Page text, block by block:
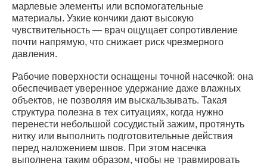
марлевые элементы или вспомогательные
материалы. Узкие кончики дают высокую
чувствительность — врач ощущает сопротивление
почти напрямую, что снижает риск чрезмерного
давления.
Рабочие поверхности оснащены точной насечкой: она
обеспечивает уверенное удержание даже влажных
объектов, не позволяя им выскальзывать. Такая
структура полезна в тех ситуациях, когда нужно
перенести небольшой сосудистый зажим, протянуть
нитку или выполнить подготовительные действия
перед наложением швов. При этом насечка
выполнена таким образом, чтобы не травмировать